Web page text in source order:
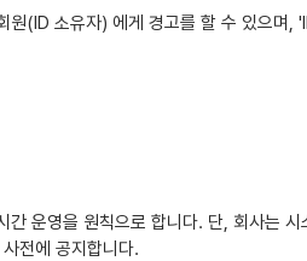
(ID 소유자) 에게 경고를 할 수 있으며
운영을 원칙으로 합니다. 단, 회사는
전에 공지합니다.